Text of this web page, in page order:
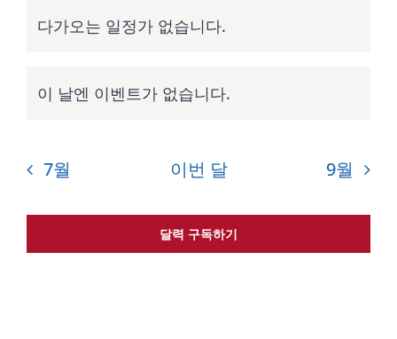
정
정
정
정
공
다가오는 일정가 없습니다.
공
이 날엔 이벤트가 없습니다.
7월 이번 달 9월
달력 구독하기